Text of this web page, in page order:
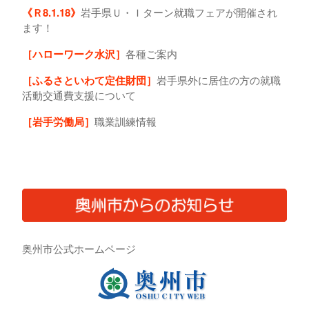
《Ｒ8.1.18》 岩手県Ｕ・Ｉターン就職フェアが開催され
ます！
［ハローワーク水沢］ 各種ご案内
［ふるさといわて定住財団］ 岩手県外に居住の方の就職
活動交通費支援について
［岩手労働局］ 職業訓練情報
奥州市公式ホームページ